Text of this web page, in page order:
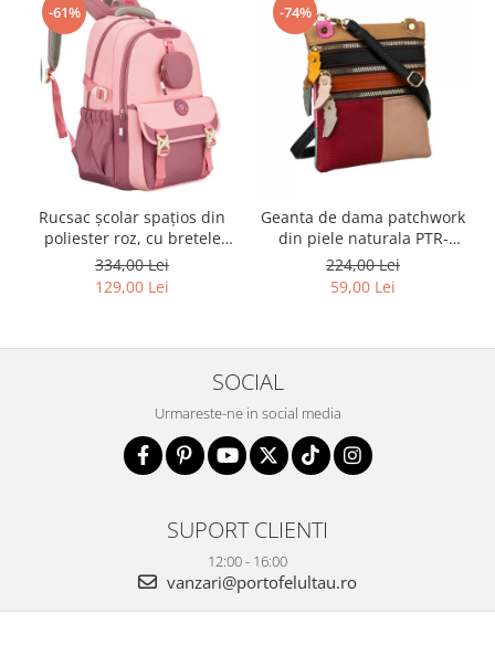
-61%
Rucsac școlar spațios din
poliester roz, cu bretele
reglabile - Peterson PTR-
PTN 8610-1327 PINK
334,00 Lei
129,00 Lei
-74%
Geanta de dama patchwork
din piele naturala PTR-
1718-SKL-6922 MULTI
224,00 Lei
59,00 Lei
SOCIAL
Urmareste-ne in social media
SUPORT CLIENTI
12:00 - 16:00
vanzari@portofelultau.ro